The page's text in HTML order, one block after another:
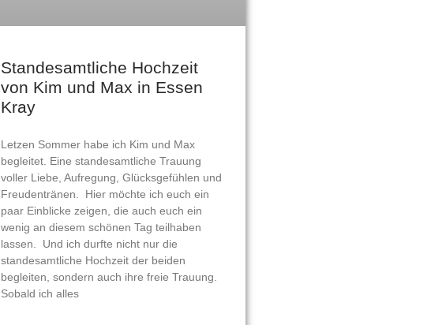
Standesamtliche Hochzeit
von Kim und Max in Essen
Kray
Letzen Sommer habe ich Kim und Max
begleitet. Eine standesamtliche Trauung
voller Liebe, Aufregung, Glücksgefühlen und
Freudentränen. Hier möchte ich euch ein
paar Einblicke zeigen, die auch euch ein
wenig an diesem schönen Tag teilhaben
lassen. Und ich durfte nicht nur die
standesamtliche Hochzeit der beiden
begleiten, sondern auch ihre freie Trauung.
Sobald ich alles